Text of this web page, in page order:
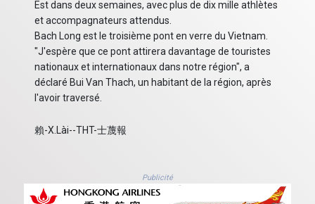
Est dans deux semaines, avec plus de dix mille athlètes
et accompagnateurs attendus.
Bach Long est le troisième pont en verre du Vietnam.
"J'espère que ce pont attirera davantage de touristes
nationaux et internationaux dans notre région", a
déclaré Bui Van Thach, un habitant de la région, après
l'avoir traversé.
賴-X.Lài--THT-士蔑報
Publicité